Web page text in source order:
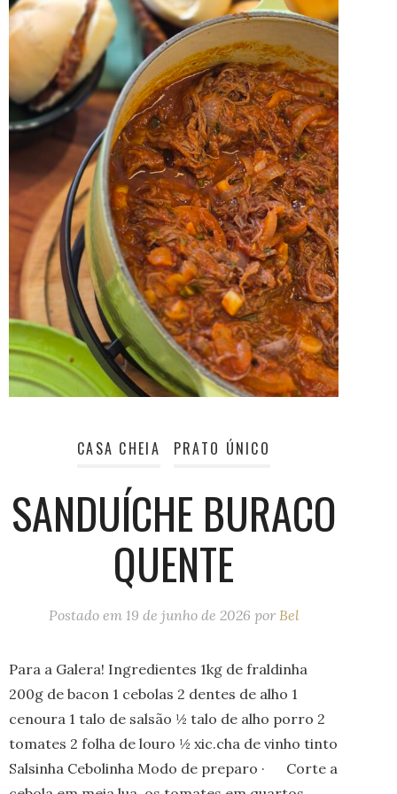
CASA CHEIA PRATO ÚNICO
SANDUÍCHE BURACO
QUENTE
Postado em 19 de junho de 2026 por Bel
Para a Galera! Ingredientes 1kg de fraldinha
200g de bacon 1 cebolas 2 dentes de alho 1
cenoura 1 talo de salsão ½ talo de alho porro 2
tomates 2 folha de louro ½ xic.cha de vinho tinto
Salsinha Cebolinha Modo de preparo · Corte a